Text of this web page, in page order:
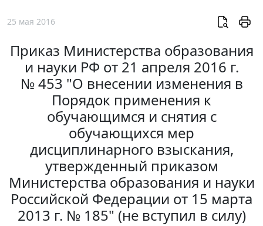
25 мая 2016
Приказ Министерства образования
и науки РФ от 21 апреля 2016 г.
№ 453 "О внесении изменения в
Порядок применения к
обучающимся и снятия с
обучающихся мер
дисциплинарного взыскания,
утвержденный приказом
Министерства образования и науки
Российской Федерации от 15 марта
2013 г. № 185" (не вступил в силу)